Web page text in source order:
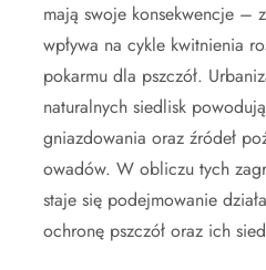
mają swoje konsekwencje –
wpływa na cykle kwitnienia
pokarmu dla pszczół.
naturalnych siedlisk
gniazdowania oraz źródeł
owadów. W obliczu tych
staje się podejmowanie
ochronę pszczół oraz ich